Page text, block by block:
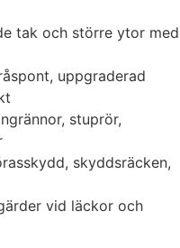
tak och större ytor med
uppgraderad
stuprör,
skyddsräcken,
vid läckor och